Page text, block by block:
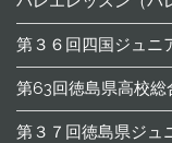
第３６回四国ジュニ
第63回徳島県高校総
第３７回徳島県ジュ